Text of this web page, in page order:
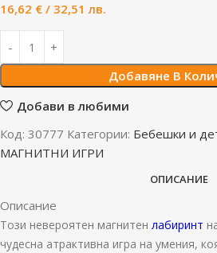
16,62 € / 32,51 лв.
Добавяне В
Добави в любими
Код: 30777 Категории: Бебешки и
МАГНИТНИ ИГРИ
ОПИСАНИЕ
Описание
Този невероятен магнитен лабиринт
чудесна атрактивна игра на умения,